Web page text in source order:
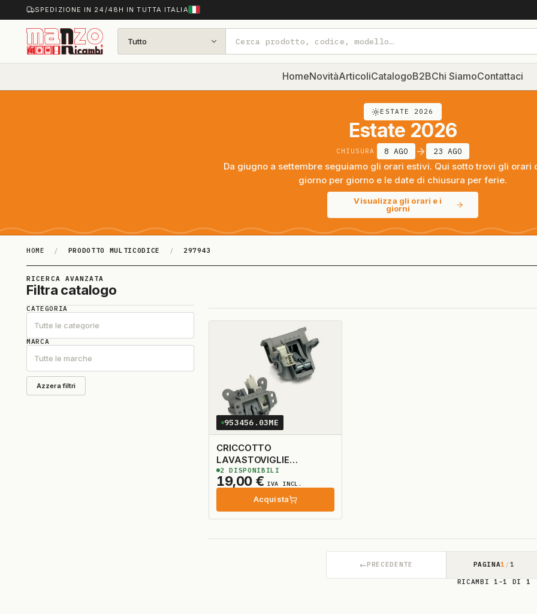
SPEDIZIONE IN 24/48H IN TUTTA ITALIA
Tutto
HomeNovitàArticoliCatalogoB2BChi SiamoContattaci
ESTATE 2026
Estate 2026
CHIUSURA 8 AGO 23 AGO
Da giugno a settembre seguiamo gli orari estivi. Qui sotto trovi gli orari
giorno per giorno e le date di chiusura per ferie.
Visualizza gli orari e i
giorni
HOME / PRODOTTO MULTICODICE / 297943
297943
RICERCA AVANZATA
Filtra catalogo
CATEGORIA
Tutte le categorie
MARCA
Tutte le marche
Azzera filtri
953456.03ME
CRICCOTTO
LAVASTOVIGLIE
ORIGINALE
19,00 € IVA INCL.
Acquista
2 DISPONIBILI
←PRECEDENTE PAGINA1 /1
RICAMBI 1–1 DI 1